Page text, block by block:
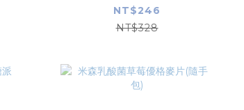
C
NT$246
NT$328